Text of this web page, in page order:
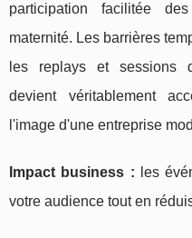
participation facilitée
maternité. Les barrières
les replays et sessions
devient véritablement
l'image d'une entreprise
Impact business : les
votre audience tout en